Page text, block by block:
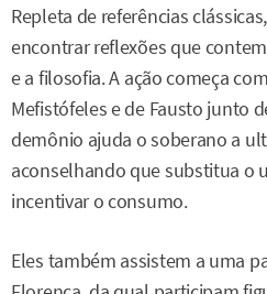
Repleta de referências
encontrar reflexões que
e a filosofia. A ação começa
Mefistófeles e de Fausto junto
demônio ajuda o soberano a
aconselhando que substitua o
incentivar o consumo.
Eles também assistem a uma